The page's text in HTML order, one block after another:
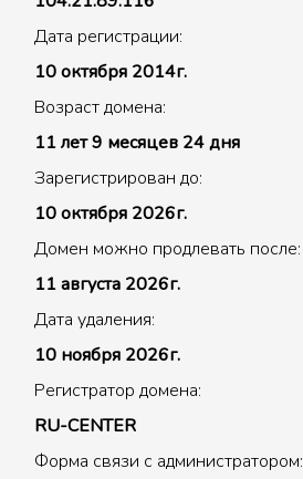
Дата регистрации:
10 октября 2014г.
Возраст домена:
11 лет 9 месяцев 24 дня
Зарегистрирован до:
10 октября 2026г.
Домен можно продлевать после:
11 августа 2026г.
Дата удаления:
10 ноября 2026г.
Регистратор домена:
RU-CENTER
Форма связи с администратором: